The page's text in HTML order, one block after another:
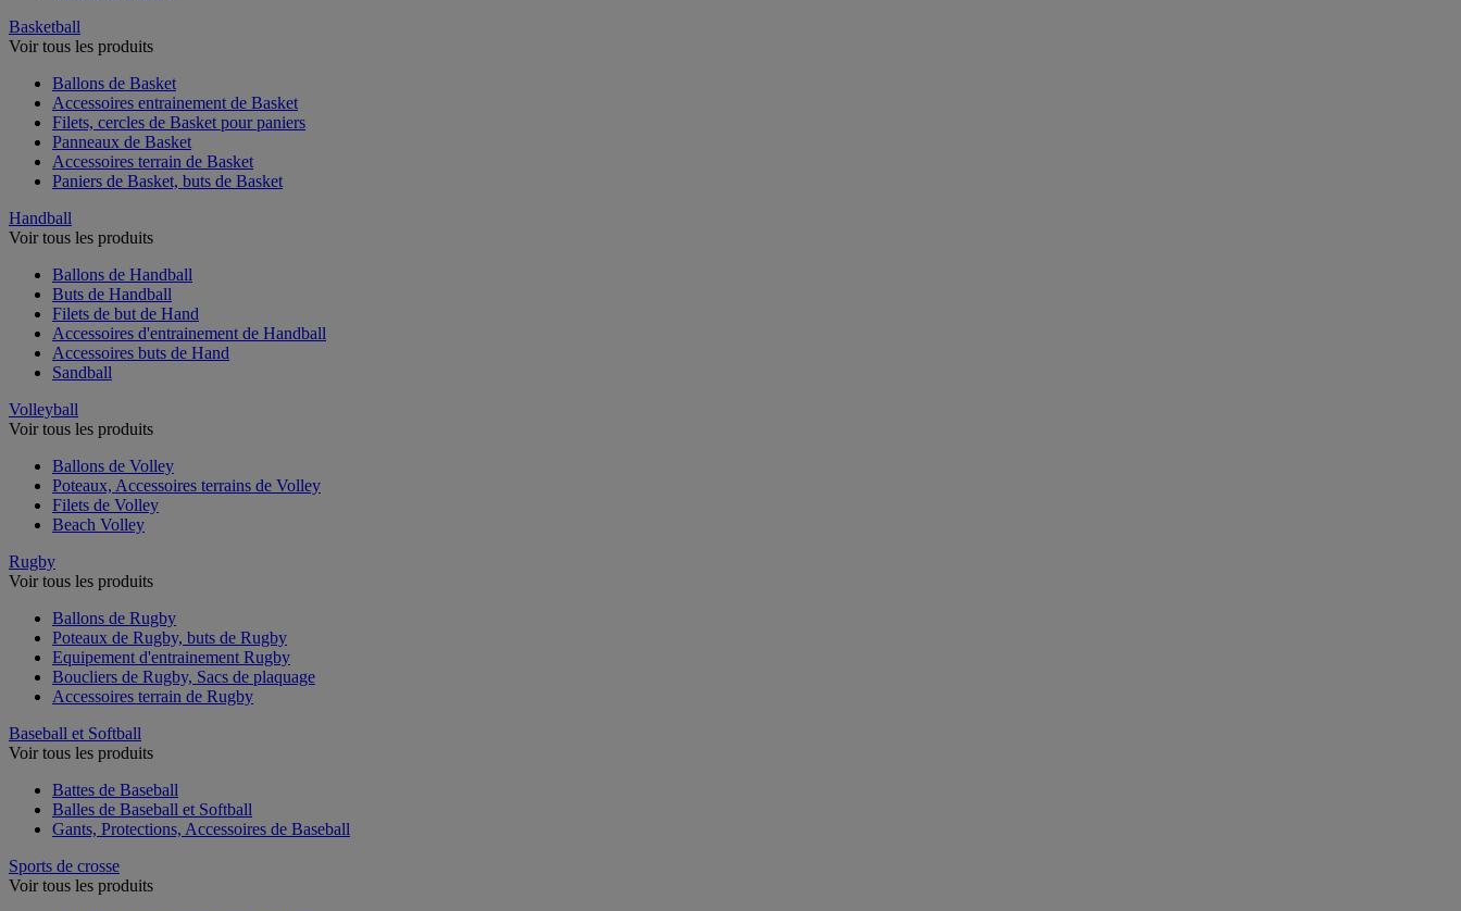
Basketball
Voir tous les produits
Ballons de Basket
Accessoires entrainement de Basket
Filets, cercles de Basket pour paniers
Panneaux de Basket
Accessoires terrain de Basket
Paniers de Basket, buts de Basket
Handball
Voir tous les produits
Ballons de Handball
Buts de Handball
Filets de but de Hand
Accessoires d'entrainement de Handball
Accessoires buts de Hand
Sandball
Volleyball
Voir tous les produits
Ballons de Volley
Poteaux, Accessoires terrains de Volley
Filets de Volley
Beach Volley
Rugby
Voir tous les produits
Ballons de Rugby
Poteaux de Rugby, buts de Rugby
Equipement d'entrainement Rugby
Boucliers de Rugby, Sacs de plaquage
Accessoires terrain de Rugby
Baseball et Softball
Voir tous les produits
Battes de Baseball
Balles de Baseball et Softball
Gants, Protections, Accessoires de Baseball
Sports de crosse
Voir tous les produits